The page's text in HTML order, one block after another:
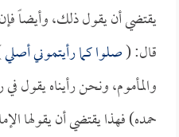
يقتضي أن يقول ذلك، وأيضاً
قال: (صلوا كما رأيتموني أصلي
والمأموم، ونحن رأيناه يقول
حمده) فهذا يقتضي أن يقولها